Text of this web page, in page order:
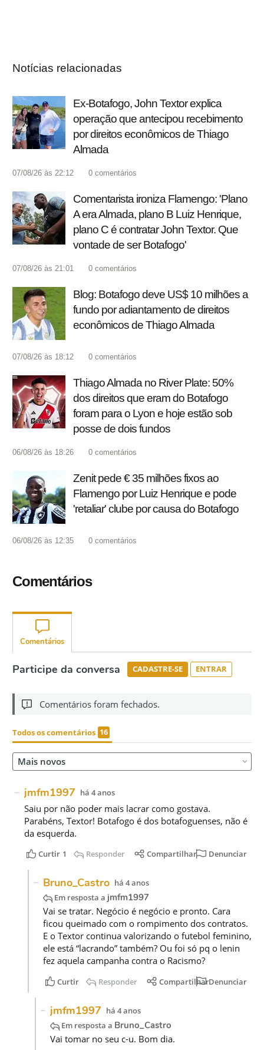
Notícias relacionadas
Ex-Botafogo, John Textor explica
operação que antecipou recebimento
por direitos econômicos de Thiago
Almada
07/08/26 às 22:12 0 comentários
Comentarista ironiza Flamengo: 'Plano
A era Almada, plano B Luiz Henrique,
plano C é contratar John Textor. Que
vontade de ser Botafogo'
07/08/26 às 21:01 0 comentários
Blog: Botafogo deve US$ 10 milhões a
fundo por adiantamento de direitos
econômicos de Thiago Almada
07/08/26 às 18:12 0 comentários
Thiago Almada no River Plate: 50%
dos direitos que eram do Botafogo
foram para o Lyon e hoje estão sob
posse de dois fundos
06/08/26 às 18:26 0 comentários
Zenit pede € 35 milhões fixos ao
Flamengo por Luiz Henrique e pode
'retaliar' clube por causa do Botafogo
06/08/26 às 12:35 0 comentários
Comentários